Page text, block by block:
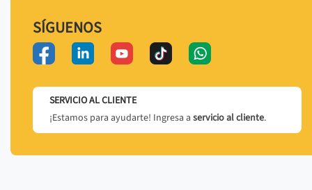
SÍGUENOS
SERVICIO AL CLIENTE
¡Estamos para ayudarte! Ingresa a servicio al cliente.